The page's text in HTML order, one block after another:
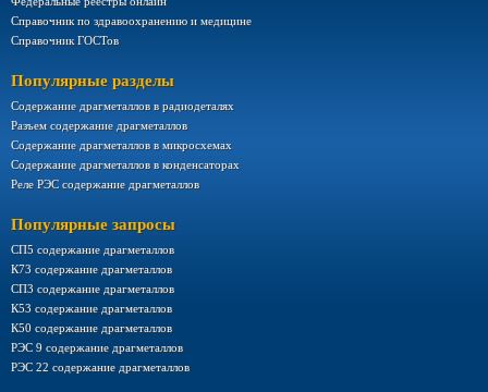
Справочник по здравоохранению и медицине
Справочник ГОСТов
Популярные разделы
Содержание драгметаллов в радиодеталях
Разъем содержание драгметаллов
Содержание драгметаллов в микросхемах
Содержание драгметаллов в конденсаторах
Реле РЭС содержание драгметаллов
Популярные запросы
СП5 содержание драгметаллов
К73 содержание драгметаллов
СП3 содержание драгметаллов
К53 содержание драгметаллов
К50 содержание драгметаллов
РЭС 9 содержание драгметаллов
РЭС 22 содержание драгметаллов